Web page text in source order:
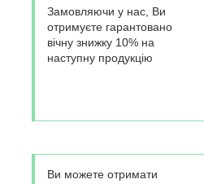
Замовляючи у нас, Ви
отримуєте гарантовано
вічну знижку 10% на
наступну продукцію
Ви можете отримати